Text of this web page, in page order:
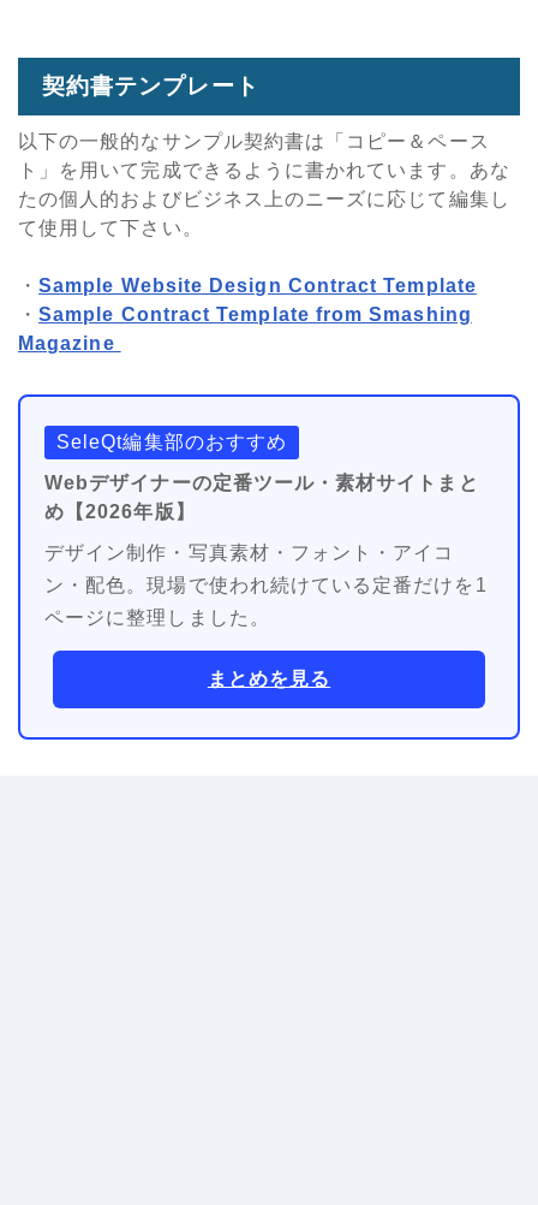
契約書テンプレート
以下の一般的なサンプル契約書は「コピー＆ペース
ト」を用いて完成できるように書かれています。あな
たの個人的およびビジネス上のニーズに応じて編集し
て使用して下さい。
・Sample Website Design Contract Template
・Sample Contract Template from Smashing
Magazine
SeleQt編集部のおすすめ
Webデザイナーの定番ツール・素材サイトまと
め【2026年版】
デザイン制作・写真素材・フォント・アイコ
ン・配色。現場で使われ続けている定番だけを1
ページに整理しました。
まとめを見る